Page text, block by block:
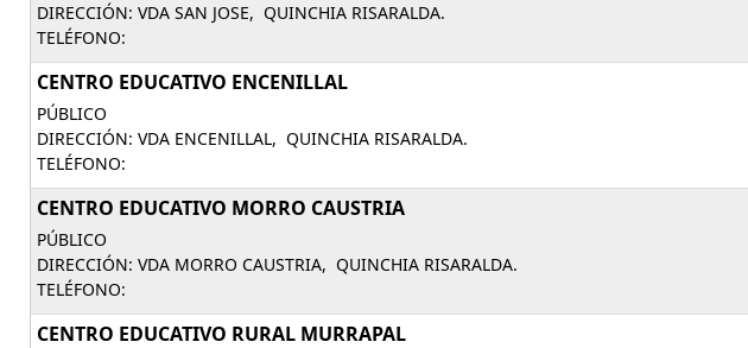
DIRECCIÓN: VDA SAN JOSE, QUINCHIA RISARALDA.
TELÉFONO:
CENTRO EDUCATIVO ENCENILLAL
PÚBLICO
DIRECCIÓN: VDA ENCENILLAL, QUINCHIA RISARALDA.
TELÉFONO:
CENTRO EDUCATIVO MORRO CAUSTRIA
PÚBLICO
DIRECCIÓN: VDA MORRO CAUSTRIA, QUINCHIA RISARALDA.
TELÉFONO:
CENTRO EDUCATIVO RURAL MURRAPAL